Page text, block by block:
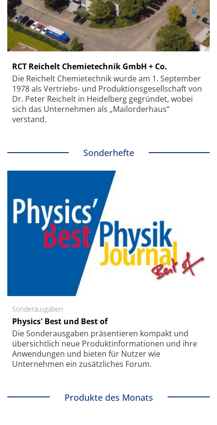
RCT Reichelt Chemietechnik GmbH + Co.
Die Reichelt Chemietechnik wurde am 1. September
1978 als Vertriebs- und Produktionsgesellschaft von
Dr. Peter Reichelt in Heidelberg gegründet, wobei
sich das Unternehmen als „Mailorderhaus“
verstand.
Sonderhefte
Sonderausgaben
Physics' Best und Best of
Die Sonder­ausgaben präsentieren kompakt und
übersichtlich neue Produkt­informationen und ihre
Anwendungen und bieten für Nutzer wie
Unternehmen ein zusätzliches Forum.
Produkte des Monats